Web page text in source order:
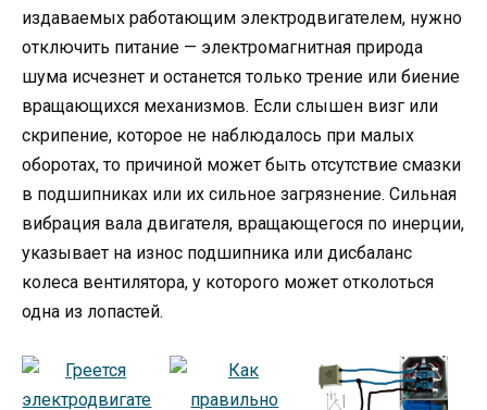
издаваемых работающим электродвигателем, нужно
отключить питание — электромагнитная природа
шума исчезнет и останется только трение или биение
вращающихся механизмов. Если слышен визг или
скрипение, которое не наблюдалось при малых
оборотах, то причиной может быть отсутствие смазки
в подшипниках или их сильное загрязнение. Сильная
вибрация вала двигателя, вращающегося по инерции,
указывает на износ подшипника или дисбаланс
колеса вентилятора, у которого может отколоться
одна из лопастей.